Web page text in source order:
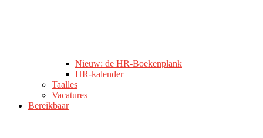
Nieuw: de HR-Boekenplank
HR-kalender
Taalles
Vacatures
Bereikbaar